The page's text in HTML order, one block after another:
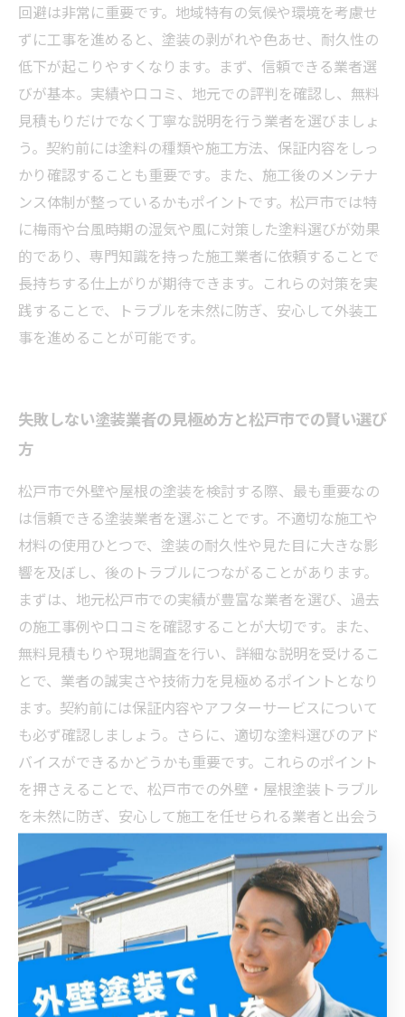
回避は非常に重要です。地域特有の気候や環境を考慮せ
ずに工事を進めると、塗装の剥がれや色あせ、耐久性の
低下が起こりやすくなります。まず、信頼できる業者選
びが基本。実績や口コミ、地元での評判を確認し、無料
見積もりだけでなく丁寧な説明を行う業者を選びましょ
う。契約前には塗料の種類や施工方法、保証内容をしっ
かり確認することも重要です。また、施工後のメンテナ
ンス体制が整っているかもポイントです。松戸市では特
に梅雨や台風時期の湿気や風に対策した塗料選びが効果
的であり、専門知識を持った施工業者に依頼することで
長持ちする仕上がりが期待できます。これらの対策を実
践することで、トラブルを未然に防ぎ、安心して外装工
事を進めることが可能です。
失敗しない塗装業者の見極め方と松戸市での賢い選び
方
松戸市で外壁や屋根の塗装を検討する際、最も重要なの
は信頼できる塗装業者を選ぶことです。不適切な施工や
材料の使用ひとつで、塗装の耐久性や見た目に大きな影
響を及ぼし、後のトラブルにつながることがあります。
まずは、地元松戸市での実績が豊富な業者を選び、過去
の施工事例や口コミを確認することが大切です。また、
無料見積もりや現地調査を行い、詳細な説明を受けるこ
とで、業者の誠実さや技術力を見極めるポイントとなり
ます。契約前には保証内容やアフターサービスについて
も必ず確認しましょう。さらに、適切な塗料選びのアド
バイスができるかどうかも重要です。これらのポイント
を押さえることで、松戸市での外壁・屋根塗装トラブル
を未然に防ぎ、安心して施工を任せられる業者と出会う
ことができます。住まいの美観と耐久性を守るため、賢
い選択を心掛けましょう。
安心して任せられる！松戸市の外壁・屋根塗装で理想
の住まいを守る秘訣